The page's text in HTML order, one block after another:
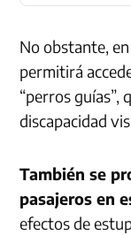
No obstante,
permitirá
“perros guías”,
discapacidad
También se
pasajeros en
efectos de